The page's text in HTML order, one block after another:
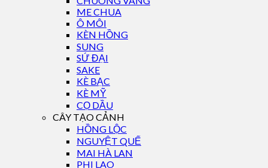
ME CHUA
Ô MÔI
KÈN HỒNG
SUNG
SỨ ĐẠI
SAKE
KÈ BẠC
KÈ MỸ
CỌ DẦU
CÂY TẠO CẢNH
HỒNG LỘC
NGUYỆT QUẾ
MAI HÀ LAN
PHI LAO